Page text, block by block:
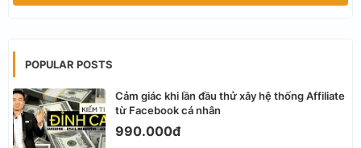
POPULAR POSTS
Cảm giác khi lần đầu thử xây hệ thống Affiliate
từ Facebook cá nhân
990.000đ